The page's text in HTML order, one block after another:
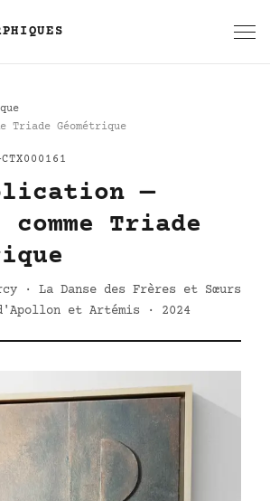
Triade Géométrique
CTX000161
—
Triade
· La Danse des Frères et Sœurs
et Artémis · 2024